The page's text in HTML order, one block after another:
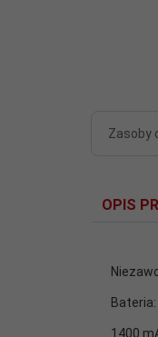
Zasoby
OPIS
Bateria:
1400